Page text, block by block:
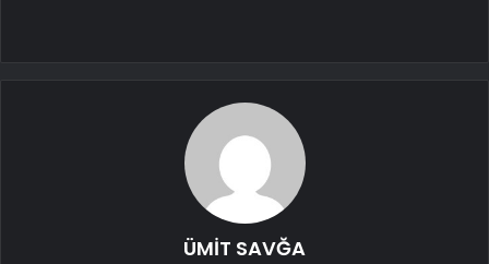
ÜMİT SAVĞA